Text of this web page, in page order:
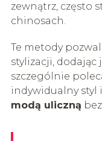
zewnątrz, często
chinosach.
Te metody
stylizacji, dodając
szczególnie
indywidualny styl
modą uliczną